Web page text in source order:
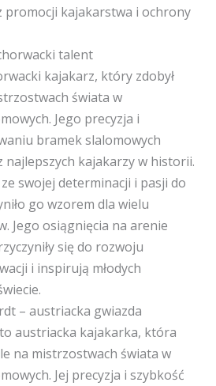
promocji kajakarstwa i ochrony
talent
kajakarz, który zdobył
świata w
Jego precyzja i
bramek slalomowych
najlepszych kajakarzy w historii.
swojej determinacji i pasji do
go wzorem dla wielu
Jego osiągnięcia na arenie
się do rozwoju
i inspirują młodych
– austriacka gwiazda
austriacka kajakarka, która
na mistrzostwach świata w
Jej precyzja i szybkość